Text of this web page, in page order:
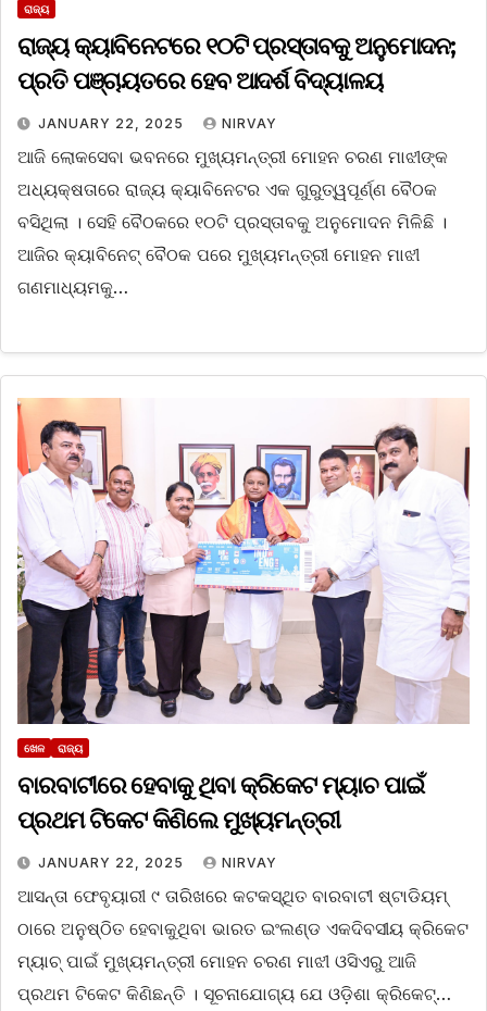
ରାଜ୍ୟ
ରାଜ୍ୟ କ୍ୟାବିନେଟରେ ୧୦ଟି ପ୍ରସ୍ତାବକୁ ଅନୁମୋଦନ;
ପ୍ରତି ପଞ୍ଚାୟତରେ ହେବ ଆଦର୍ଶ ବିଦ୍ୟାଳୟ
JANUARY 22, 2025 NIRVAY
ଆଜି ଲୋକସେବା ଭବନରେ ମୁଖ୍ୟମନ୍ତ୍ରୀ ମୋହନ ଚରଣ ମାଝୀଙ୍କ
ଅଧ୍ୟକ୍ଷତାରେ ରାଜ୍ୟ କ୍ୟାବିନେଟର ଏକ ଗୁରୁତ୍ୱପୂର୍ଣ୍ଣ ବୈଠକ
ବସିଥିଲା । ସେହି ବୈଠକରେ ୧୦ଟି ପ୍ରସ୍ତାବକୁ ଅନୁମୋଦନ ମିଳିଛି ।
ଆଜିର କ୍ୟାବିନେଟ୍‌ ବୈଠକ ପରେ ମୁଖ୍ୟମନ୍ତ୍ରୀ ମୋହନ ମାଝୀ
ଗଣମାଧ୍ୟମକୁ…
ଖେଳ ରାଜ୍ୟ
ବାରବାଟୀରେ ହେବାକୁ ଥିବା କ୍ରିକେଟ ମ୍ୟାଚ ପାଇଁ
ପ୍ରଥମ ଟିକେଟ କିଣିଲେ ମୁଖ୍ୟମନ୍ତ୍ରୀ
JANUARY 22, 2025 NIRVAY
ଆସନ୍ତା ଫେବୃୟାରୀ ୯ ତାରିଖରେ କଟକସ୍ଥିତ ବାରବାଟୀ ଷ୍ଟାଡିୟମ୍
ଠାରେ ଅନୁଷ୍ଠିତ ହେବାକୁଥିବା ଭାରତ ଇଂଲଣ୍ଡ ଏକଦିବସୀୟ କ୍ରିକେଟ
ମ୍ୟାଚ୍ ପାଇଁ ମୁଖ୍ୟମନ୍ତ୍ରୀ ମୋହନ ଚରଣ ମାଝୀ ଓସିଏରୁ ଆଜି
ପ୍ରଥମ ଟିକେଟ କିଣିଛନ୍ତି । ସୂଚନାଯୋଗ୍ୟ ଯେ ଓଡ଼ିଶା କ୍ରିକେଟ୍…